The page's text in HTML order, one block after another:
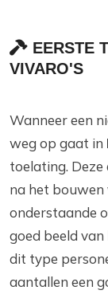
EERSTE
VIVARO'S
Wanneer een
weg op gaat in
toelating.
na het bouwen
onderstaande
goed beeld
dit type
aantallen een